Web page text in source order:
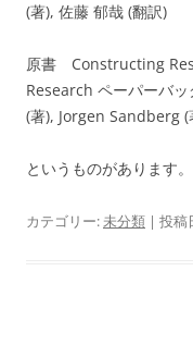
(著), 佐藤 郁哉 (翻訳)
原書 Constructing
Research ペーパーバ
(著), Jorgen Sandberg
というものがあります。
カテゴリー:未分類 | 投稿